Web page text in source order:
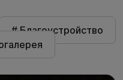
# Благоустройство